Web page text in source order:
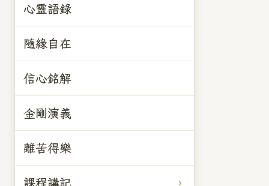
心靈語錄
隨緣自在
信心銘解
金剛演義
離苦得樂
課程講記